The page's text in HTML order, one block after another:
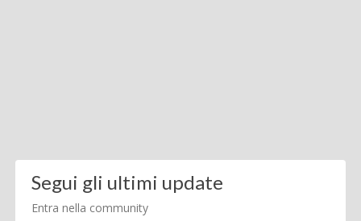
Segui gli ultimi update
Entra nella community